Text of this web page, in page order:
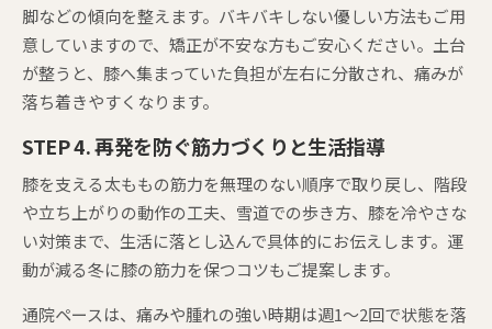
脚などの傾向を整えます。バキバキしない優しい方法もご用
意していますので、矯正が不安な方もご安心ください。土台
が整うと、膝へ集まっていた負担が左右に分散され、痛みが
落ち着きやすくなります。
STEP 4. 再発を防ぐ筋力づくりと生活指導
膝を支える太ももの筋力を無理のない順序で取り戻し、階段
や立ち上がりの動作の工夫、雪道での歩き方、膝を冷やさな
い対策まで、生活に落とし込んで具体的にお伝えします。運
動が減る冬に膝の筋力を保つコツもご提案します。
通院ペースは、痛みや腫れの強い時期は週1〜2回で状態を落